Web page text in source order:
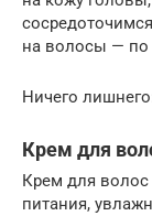
на волосы — по
Ничего
Крем для
Крем для
питания,